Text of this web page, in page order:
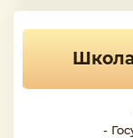
Школа
-